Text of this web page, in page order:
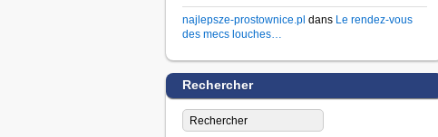
najlepsze-prostownice.pl dans Le rendez-vous
des mecs louches…
Rechercher